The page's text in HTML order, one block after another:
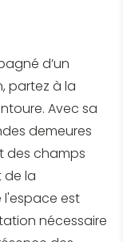
d’un
partez à la
Avec sa
demeures
des champs
de la
est
nécessaire